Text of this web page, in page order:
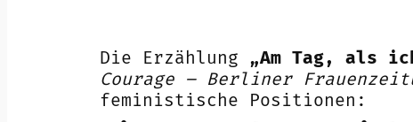
Die Erzählung „Am Tag, als
Courage – Berliner
feministische Positionen: